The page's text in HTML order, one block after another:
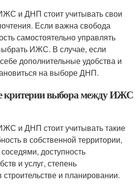
и ДНП стоит учитывать свои
Если важна свобода
самостоятельно управлять
ИЖС. В случае, если
дополнительные удобства и
на выборе ДНП.
критерии выбора между ИЖС
и ДНП стоит учитывать такие
в собственной территории,
доступность
и услуг, степень
строительстве и планировании.